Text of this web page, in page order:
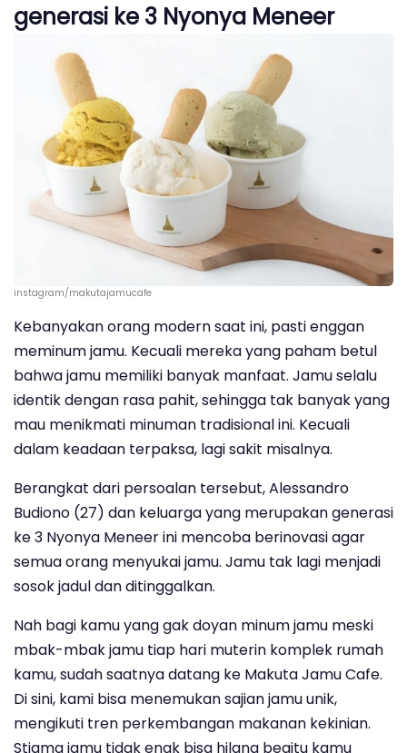
generasi ke 3 Nyonya Meneer
instagram/makutajamucafe
Kebanyakan orang modern saat ini, pasti enggan
meminum jamu. Kecuali mereka yang paham betul
bahwa jamu memiliki banyak manfaat. Jamu selalu
identik dengan rasa pahit, sehingga tak banyak yang
mau menikmati minuman tradisional ini. Kecuali
dalam keadaan terpaksa, lagi sakit misalnya.
Berangkat dari persoalan tersebut, Alessandro
Budiono (27) dan keluarga yang merupakan generasi
ke 3 Nyonya Meneer ini mencoba berinovasi agar
semua orang menyukai jamu. Jamu tak lagi menjadi
sosok jadul dan ditinggalkan.
Nah bagi kamu yang gak doyan minum jamu meski
mbak-mbak jamu tiap hari muterin komplek rumah
kamu, sudah saatnya datang ke Makuta Jamu Cafe.
Di sini, kami bisa menemukan sajian jamu unik,
mengikuti tren perkembangan makanan kekinian.
Stigma jamu tidak enak bisa hilang begitu kamu